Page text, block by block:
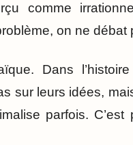
comme
on ne
Dans
sur leurs idées,
parfois.